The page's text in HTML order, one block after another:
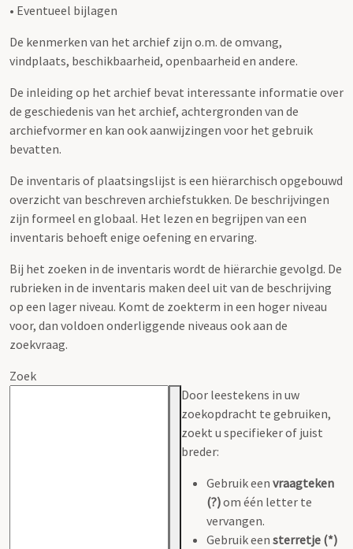
• Eventueel bijlagen
De kenmerken van het archief zijn o.m. de omvang,
vindplaats, beschikbaarheid, openbaarheid en andere.
De inleiding op het archief bevat interessante informatie over
de geschiedenis van het archief, achtergronden van de
archiefvormer en kan ook aanwijzingen voor het gebruik
bevatten.
De inventaris of plaatsingslijst is een hiërarchisch opgebouwd
overzicht van beschreven archiefstukken. De beschrijvingen
zijn formeel en globaal. Het lezen en begrijpen van een
inventaris behoeft enige oefening en ervaring.
Bij het zoeken in de inventaris wordt de hiërarchie gevolgd. De
rubrieken in de inventaris maken deel uit van de beschrijving
op een lager niveau. Komt de zoekterm in een hoger niveau
voor, dan voldoen onderliggende niveaus ook aan de
zoekvraag.
Zoek
Door leestekens in uw
zoekopdracht te gebruiken,
zoekt u specifieker of juist
breder:
Gebruik een vraagteken
(?)om één letter te
vervangen.
Gebruik een sterretje (*)